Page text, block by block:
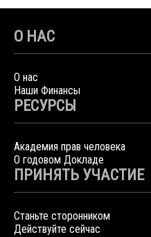
О НАС
О нас
Наши Финансы
РЕСУРСЫ
Академия прав человека
О годовом Докладе
ПРИНЯТЬ УЧАСТИЕ
Станьте сторонником
Действуйте сейчас